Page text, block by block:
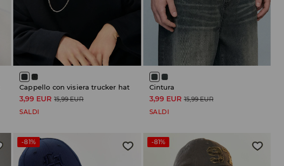
Cappello con visiera trucker hat
3,99 EUR 15,99 EUR
SALDI
Cintura
3,99 EUR 15,99 EUR
SALDI
-81% -81%